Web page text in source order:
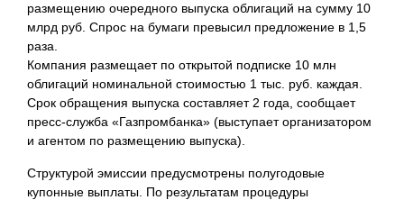
размещению очередного выпуска облигаций на сумму 10
млрд руб. Спрос на бумаги превысил предложение в 1,5
раза.
Компания размещает по открытой подписке 10 млн
облигаций номинальной стоимостью 1 тыс. руб. каждая.
Срок обращения выпуска составляет 2 года, сообщает
пресс-служба «Газпромбанка» (выступает организатором
и агентом по размещению выпуска).
Структурой эмиссии предусмотрены полугодовые
купонные выплаты. По результатам процедуры